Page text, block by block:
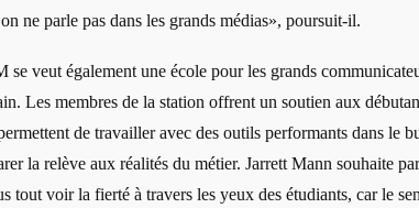
ne parle pas dans les grands médias», poursuit-il.
se veut également une école pour les grands
Les membres de la station offrent un soutien aux
de travailler avec des outils performants dans le
la relève aux réalités du métier. Jarrett Mann souhaite
tout voir la fierté à travers les yeux des étudiants, car le